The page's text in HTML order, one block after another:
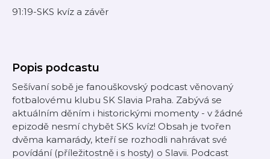
91:19-SKS kvíz a závěr
Popis podcastu
Sešívaní sobě je fanouškovský podcast věnovaný
fotbalovému klubu SK Slavia Praha. Zabývá se
aktuálním děním i historickými momenty - v žádné
epizodě nesmí chybět SKS kvíz! Obsah je tvořen
dvěma kamarády, kteří se rozhodli nahrávat své
povídání (příležitostně i s hosty) o Slavii. Podcast